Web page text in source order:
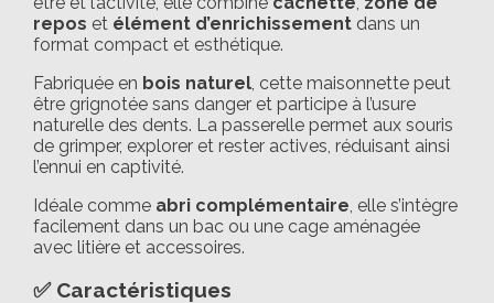
repos et élément d’enrichissement dans un
format compact et esthétique.
Fabriquée en bois naturel, cette maisonnette peut
être grignotée sans danger et participe à l’usure
naturelle des dents. La passerelle permet aux souris
de grimper, explorer et rester actives, réduisant ainsi
l’ennui en captivité.
Idéale comme abri complémentaire, elle s’intègre
facilement dans un bac ou une cage aménagée
avec litière et accessoires.
✅ Caractéristiques